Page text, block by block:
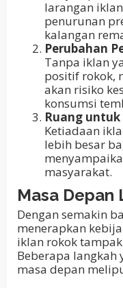
larangan
penurunan
kalangan
Perubahan
Tanpa iklan
positif rokok,
akan risiko
konsumsi
Ruang
Ketiadaan
lebih besar
masyarakat.
Masa Depan
Dengan semakin
menerapkan
iklan rokok
Beberapa
masa depan